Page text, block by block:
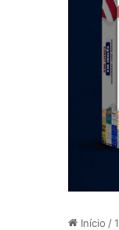
Início /